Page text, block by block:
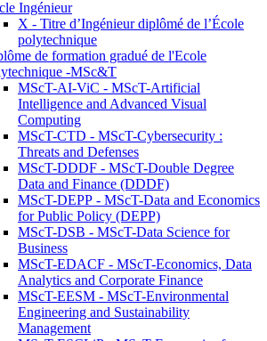
Ingénieur
X - Titre d’Ingénieur diplômé de l’École
polytechnique
de formation gradué de l'Ecole
-MSc&T
MScT-AI-ViC - MScT-Artificial
Intelligence and Advanced Visual
Computing
MScT-CTD - MScT-Cybersecurity :
Threats and Defenses
MScT-DDDF - MScT-Double Degree
Data and Finance (DDDF)
MScT-DEPP - MScT-Data and Economics
for Public Policy (DEPP)
MScT-DSB - MScT-Data Science for
Business
MScT-EDACF - MScT-Economics, Data
Analytics and Corporate Finance
MScT-EESM - MScT-Environmental
Engineering and Sustainability
Management